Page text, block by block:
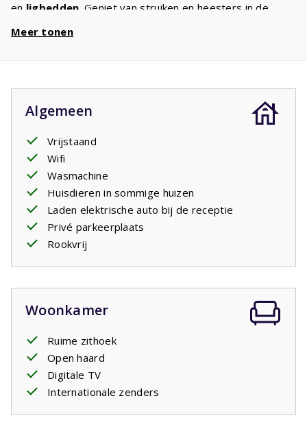
en ligbedden . Geniet van struiken en heesters in de
is bij iedereen die van koken houdt, het ontbreekt u aan
niets. Aan eengoede
eenpersoonsbedden op alledrie de slaapkamers. Er
zijntwee badkamers
met douche en wastafel en een apart tweede toilet. 's
Avonds steekt u de barbecue aan en geniet u van een
glas wijn. Écht vakantie!
Meer tonen
Algemeen
Vrijstaand
Wifi
Wasmachine
Huisdieren in sommige huizen
Laden elektrische auto bij de receptie
Privé parkeerplaats
Rookvrij
Woonkamer
Ruime zithoek
Open haard
Digitale TV
Internationale zenders